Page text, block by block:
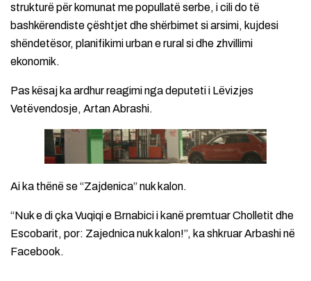
strukturë për komunat me popullatë serbe, i cili do të
bashkërendiste çështjet dhe shërbimet si arsimi, kujdesi
shëndetësor, planifikimi urban e rural si dhe zhvillimi
ekonomik.
Pas kësaj ka ardhur reagimi nga deputeti i Lëvizjes
Vetëvendosje, Artan Abrashi.
Ai ka thënë se “Zajdenica” nuk kalon.
“Nuk e di çka Vuqiqi e Brnabici i kanë premtuar Cholletit dhe
Escobarit, por: Zajednica nuk kalon!”, ka shkruar Arbashi në
Facebook.